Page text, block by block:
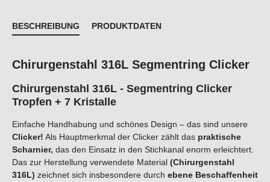
BESCHREIBUNG PRODUKTDATEN
Chirurgenstahl 316L Segmentring Clicker
Chirurgenstahl 316L - Segmentring Clicker
Tropfen + 7 Kristalle
Einfache Handhabung und schönes Design – das sind unsere
Clicker! Als Hauptmerkmal der Clicker zählt das praktische
Scharnier, das den Einsatz in den Stichkanal enorm erleichtert.
Das zur Herstellung verwendete Material (Chirurgenstahl
316L) zeichnet sich insbesondere durch ebene Beschaffenheit